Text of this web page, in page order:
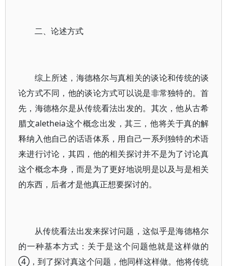
二、论述方式
综上所述，海德格尔与真相关的谈论和传统的谈
论方式不同，他的谈论方式可以说是非常独特的。首
先，海德格尔是从传统看法出发的。其次，他从古希
腊文aletheia这个概念出发，其三，他将关于真的解
释纳入他自己的话语体系，用自己一系列独特的术语
来进行讨论，其四，他的相关探讨并不是为了讨论真
这个概念本身，而是为了更好地说明是以及与是相关
的东西，后者才是他真正想要探讨的。
从传统看法出发来探讨问题，这似乎是海德格尔
的一种基本方式：关于是这个问题他就是这样做的
④，到了探讨真这个问题，他同样这样做。他将传统